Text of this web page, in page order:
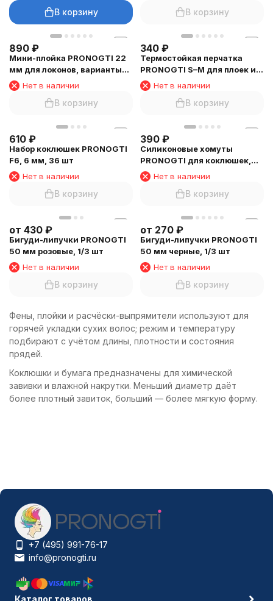
В корзину В корзину
890 ₽
Мини-плойка PRONOGTI 22
мм для локонов, варианты
цветаНет в наличии
В корзину
340 ₽
Термостойкая перчатка
PRONOGTI S–M для плоек и
утюжков
Нет в наличии
В корзину
610 ₽
Набор коклюшек PRONOGTI
F6, 6 мм, 36 шт
Нет в наличии
В корзину
390 ₽
Силиконовые хомуты
PRONOGTI для коклюшек,
8,5 см, 50 шт
Нет в наличии
В корзину
от 430 ₽
Бигуди-липучки PRONOGTI
50 мм розовые, 1/3 шт
Нет в наличии
В корзину
от 270 ₽
Бигуди-липучки PRONOGTI
50 мм черные, 1/3 шт
Нет в наличии
В корзину
Фены, плойки и расчёски-выпрямители используют для
горячей укладки сухих волос; режим и температуру
подбирают с учётом длины, плотности и состояния
прядей.
Коклюшки и бумага предназначены для химической
завивки и влажной накрутки. Меньший диаметр даёт
более плотный завиток, больший — более мягкую форму.
+7 (495) 991-76-17
info@pronogti.ru
Каталог товаров